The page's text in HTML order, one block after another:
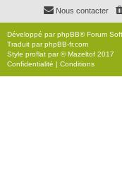
Nous contacter
Développé parphpBB® Forum
Traduit parphpBB-fr.com
Style proflat par ©Mazeltof 2017
Confidentialité | Conditions